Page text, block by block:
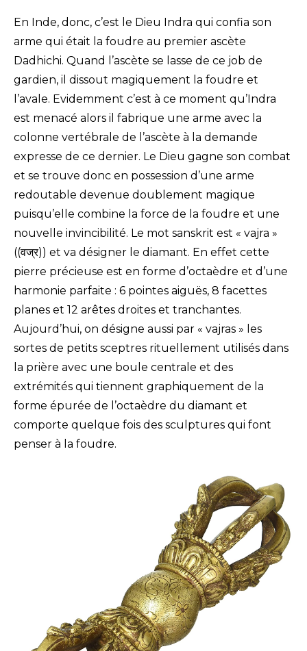
En Inde, donc, c’est le Dieu Indra qui confia son
arme qui était la foudre au premier ascète
Dadhichi. Quand l’ascète se lasse de ce job de
gardien, il dissout magiquement la foudre et
l’avale. Evidemment c’est à ce moment qu’Indra
est menacé alors il fabrique une arme avec la
colonne vertébrale de l’ascète à la demande
expresse de ce dernier. Le Dieu gagne son combat
et se trouve donc en possession d’une arme
redoutable devenue doublement magique
puisqu’elle combine la force de la foudre et une
nouvelle invincibilité. Le mot sanskrit est « vajra »
((वज्र)) et va désigner le diamant. En effet cette
pierre précieuse est en forme d’octaèdre et d’une
harmonie parfaite : 6 pointes aiguës, 8 facettes
planes et 12 arêtes droites et tranchantes.
Aujourd’hui, on désigne aussi par « vajras » les
sortes de petits sceptres rituellement utilisés dans
la prière avec une boule centrale et des
extrémités qui tiennent graphiquement de la
forme épurée de l’octaèdre du diamant et
comporte quelque fois des sculptures qui font
penser à la foudre.